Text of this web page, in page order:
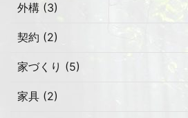
外構 (3)
契約 (2)
家づくり (5)
家具 (2)